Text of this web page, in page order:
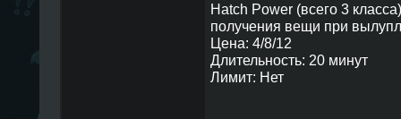
Hatch Power (всего 3
получения вещи при
Цена: 4/8/12
Длительность: 20 минут
Лимит: Нет